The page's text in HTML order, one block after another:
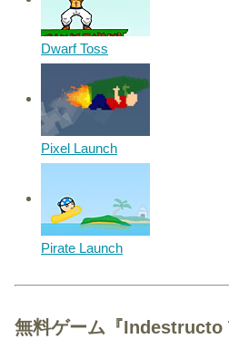
Dwarf Toss
Pixel Launch
Pirate Launch
無料ゲーム『